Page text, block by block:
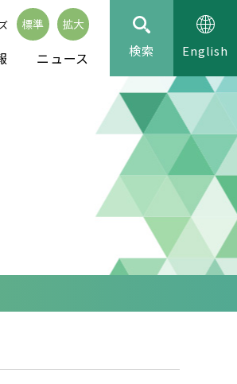
標準 拡大
ニュース 検索 English